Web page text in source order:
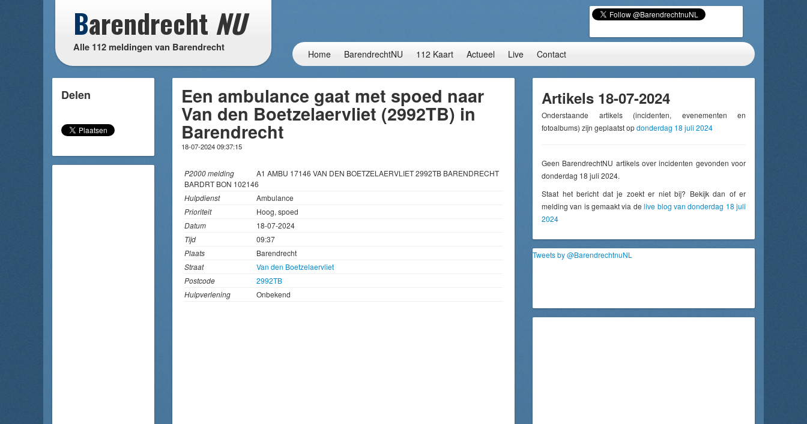
Barendrecht NU
Alle 112 meldingen van Barendrecht
Home BarendrechtNU 112 Kaart Actueel Live Contact
Delen Een ambulance gaat met spoed naar
Van den Boetzelaervliet (2992TB) in
Barendrecht
18-07-2024 09:37:15
P2000 melding
A1 AMBU 17146 VAN DEN BOETZELAERVLIET 2992TB BARENDRECHT
BARDRT BON 102146
Hulpdienst
Ambulance
Prioriteit
Hoog, spoed
Datum
18-07-2024
Tijd
09:37
Plaats
Barendrecht
Straat
Van den Boetzelaervliet
Postcode
2992TB
Hulpverlening
Onbekend
Artikels 18-07-2024
Onderstaande artikels (incidenten, evenementen en
fotoalbums) zijn geplaatst opdonderdag 18 juli 2024
Geen BarendrechtNU artikels over incidenten gevonden voor
donderdag 18 juli 2024.
Staat het bericht dat je zoekt er niet bij? Bekijk dan of er
melding van is gemaakt via delive blog van donderdag 18 juli
2024
Tweets by @BarendrechtnuNL